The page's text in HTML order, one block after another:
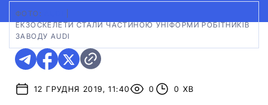
ФОТО:
ЕКЗОСКЕЛЕТИ СТАЛИ ЧАСТИНОЮ УНІФОРМИ РОБІТНИКІВ
ЗАВОДУ AUDI
12 ГРУДНЯ 2019, 11:40 0 0 ХВ